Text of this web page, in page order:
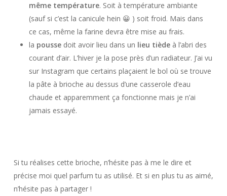
même température. Soit à température ambiante
(sauf si c’est la canicule hein 😀 ) soit froid. Mais dans
ce cas, même la farine devra être mise au frais.
la poussedoit avoir lieu dans un lieu tièdeà l’abri des
courant d’air. L’hiver je la pose près d’un radiateur. J’ai vu
sur Instagram que certains plaçaient le bol où se trouve
la pâte à brioche au dessus d’une casserole d’eau
chaude et apparemment ça fonctionne mais je n’ai
jamais essayé.
Si tu réalises cette brioche, n’hésite pas à me le dire et
précise moi quel parfum tu as utilisé. Et si en plus tu as aimé,
n’hésite pas à partager !